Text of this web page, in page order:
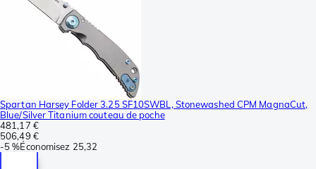
Spartan Harsey Folder 3.25 SF10SWBL, Stonewashed CPM MagnaCut,
Blue/Silver Titanium couteau de poche
481,17 €
506,49 €
-5 %Économisez 25,32